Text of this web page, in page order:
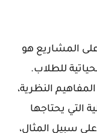
على المشاريع هو
للطلاب.
النظرية،
التي يحتاجها
سبيل المثال،